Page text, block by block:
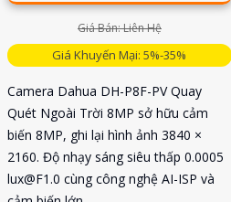
Giá Bán: Liên Hệ
Giá Khuyến Mại: 5%-35%
Camera Dahua DH-P8F-PV Quay
Quét Ngoài Trời 8MP sở hữu cảm
biến 8MP, ghi lại hình ảnh 3840 ×
2160. Độ nhạy sáng siêu thấp 0.0005
lux@F1.0 cùng công nghệ AI-ISP và